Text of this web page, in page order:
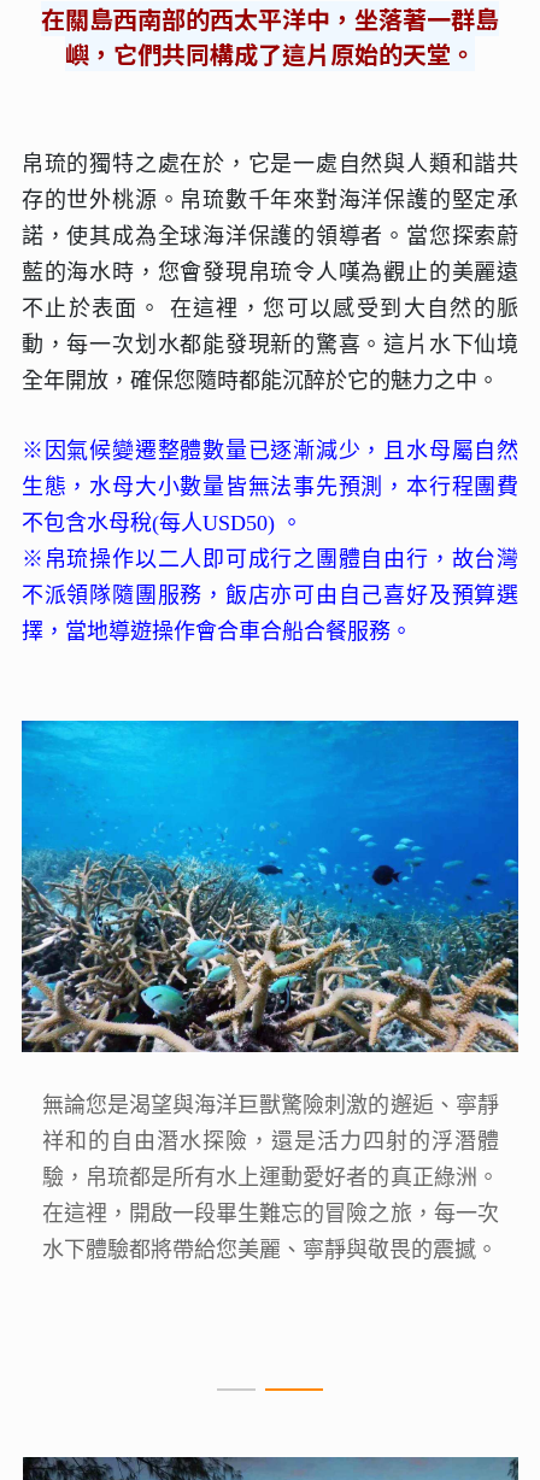
在關島西南部的西太平洋中，坐落著一群島
嶼，它們共同構成了這片原始的天堂。
帛琉的獨特之處在於，它是一處自然與人類和諧共
存的世外桃源。帛琉數千年來對海洋保護的堅定承
諾，使其成為全球海洋保護的領導者。當您探索蔚
藍的海水時，您會發現帛琉令人嘆為觀止的美麗遠
不止於表面。 在這裡，您可以感受到大自然的脈
動，每一次划水都能發現新的驚喜。這片水下仙境
全年開放，確保您隨時都能沉醉於它的魅力之中。
※因氣候變遷整體數量已逐漸減少，且水母屬自然
生態，水母大小數量皆無法事先預測，本行程團費
不包含水母稅(每人USD50) 。
※帛琉操作以二人即可成行之團體自由行，故台灣
不派領隊隨團服務，飯店亦可由自己喜好及預算選
擇，當地導遊操作會合車合船合餐服務。
無論您是渴望與海洋巨獸驚險刺激的邂逅、寧靜
祥和的自由潛水探險，還是活力四射的浮潛體
驗，帛琉都是所有水上運動愛好者的真正綠洲。
在這裡，開啟一段畢生難忘的冒險之旅，每一次
水下體驗都將帶給您美麗、寧靜與敬畏的震撼。